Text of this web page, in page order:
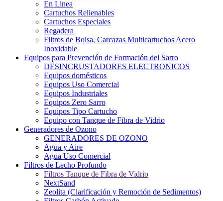
En Linea
Cartuchos Rellenables
Cartuchos Especiales
Regadera
Filtros de Bolsa, Carcazas Multicartuchos Acero
Inoxidable
Equipos para Prevención de Formación del Sarro
DESINCRUSTADORES ELECTRONICOS
Equipos domésticos
Equipos Uso Comercial
Equipos Industriales
Equipos Zero Sarro
Equipos Tipo Cartucho
Equipo con Tanque de Fibra de Vidrio
Generadores de Ozono
GENERADORES DE OZONO
Agua y Aire
Agua Uso Comercial
Filtros de Lecho Profundo
Filtros Tanque de Fibra de Vidrio
NextSand
Zeolita (Clarificación y Remoción de Sedimentos)